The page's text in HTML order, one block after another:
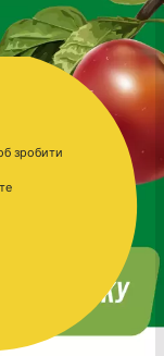
зробити